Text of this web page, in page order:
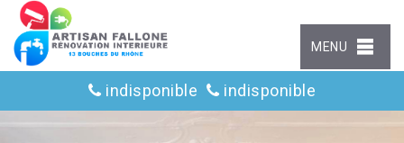
MENU
indisponible indisponible